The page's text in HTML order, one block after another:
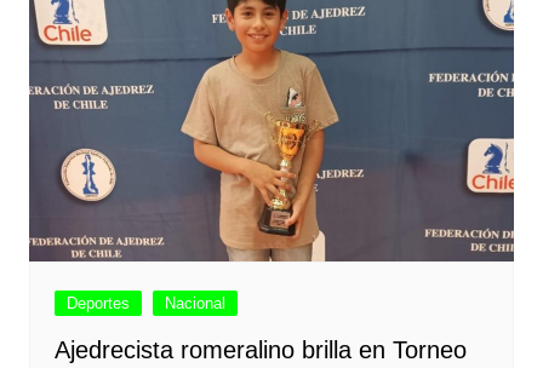
Deportes Nacional
Ajedrecista romeralino brilla en Torneo